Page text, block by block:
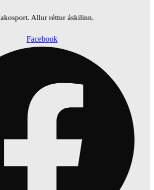
Allur réttur áskilinn.
Facebook